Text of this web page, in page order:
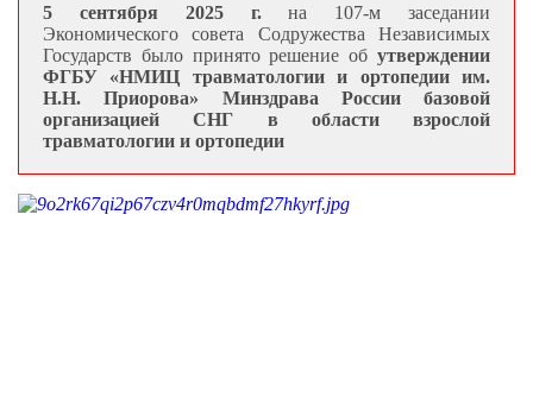
5 сентября 2025 г.на 107-м заседании
Экономического совета Содружества Независимых
Государств было принято решение об утверждении
ФГБУ «НМИЦ травматологии и ортопедии им.
Н.Н. Приорова» Минздрава России базовой
организацией СНГ в области взрослой
травматологии и ортопедии